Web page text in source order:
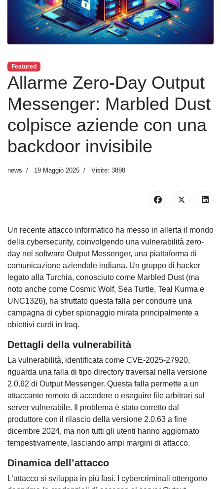
Featured
Allarme Zero-Day Output
Messenger: Marbled Dust
colpisce aziende con una
backdoor invisibile
news 19 Maggio 2025 Visite: 3898
Un recente attacco informatico ha messo in allerta il mondo
della cybersecurity, coinvolgendo una vulnerabilità zero-
day nel software Output Messenger, una piattaforma di
comunicazione aziendale indiana. Un gruppo di hacker
legato alla Turchia, conosciuto come Marbled Dust (ma
noto anche come Cosmic Wolf, Sea Turtle, Teal Kurma e
UNC1326), ha sfruttato questa falla per condurre una
campagna di cyber spionaggio mirata principalmente a
obiettivi curdi in Iraq.
Dettagli della vulnerabilità
La vulnerabilità, identificata come CVE-2025-27920,
riguarda una falla di tipo directory traversal nella versione
2.0.62 di Output Messenger. Questa falla permette a un
attaccante remoto di accedere o eseguire file arbitrari sul
server vulnerabile. Il problema è stato corretto dal
produttore con il rilascio della versione 2.0.63 a fine
dicembre 2024, ma non tutti gli utenti hanno aggiornato
tempestivamente, lasciando ampi margini di attacco.
Dinamica dell’attacco
L’attacco si sviluppa in più fasi. I cybercriminali ottengono